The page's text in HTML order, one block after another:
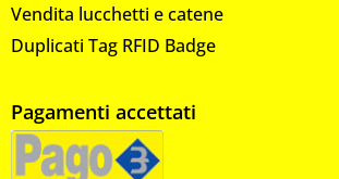
Vendita lucchetti e catene
Duplicati Tag RFID Badge
Pagamenti accettati